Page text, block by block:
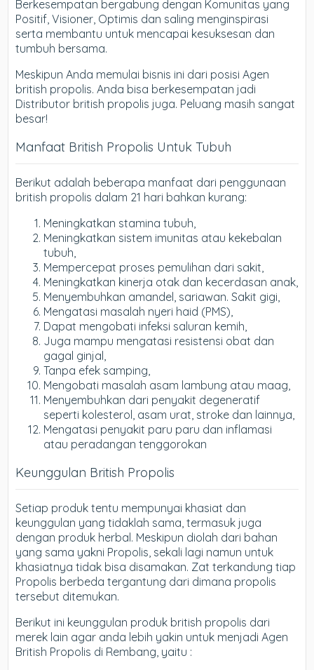
Berkesempatan bergabung dengan Komunitas yang
Positif, Visioner, Optimis dan saling menginspirasi
serta membantu untuk mencapai kesuksesan dan
tumbuh bersama.
Meskipun Anda memulai bisnis ini dari posisi Agen
british propolis. Anda bisa berkesempatan jadi
Distributor british propolis juga. Peluang masih sangat
besar!
Manfaat British Propolis Untuk Tubuh
Berikut adalah beberapa manfaat dari penggunaan
british propolis dalam 21 hari bahkan kurang:
Meningkatkan stamina tubuh,
Meningkatkan sistem imunitas atau kekebalan
tubuh,
Mempercepat proses pemulihan dari sakit,
Meningkatkan kinerja otak dan kecerdasan anak,
Menyembuhkan amandel, sariawan. Sakit gigi,
Mengatasi masalah nyeri haid (PMS),
Dapat mengobati infeksi saluran kemih,
Juga mampu mengatasi resistensi obat dan
gagal ginjal,
Tanpa efek samping,
Mengobati masalah asam lambung atau maag,
Menyembuhkan dari penyakit degeneratif
seperti kolesterol, asam urat, stroke dan lainnya,
Mengatasi penyakit paru paru dan inflamasi
atau peradangan tenggorokan
Keunggulan British Propolis
Setiap produk tentu mempunyai khasiat dan
keunggulan yang tidaklah sama, termasuk juga
dengan produk herbal. Meskipun diolah dari bahan
yang sama yakni Propolis, sekali lagi namun untuk
khasiatnya tidak bisa disamakan. Zat terkandung tiap
Propolis berbeda tergantung dari dimana propolis
tersebut ditemukan.
Berikut ini keunggulan produk british propolis dari
merek lain agar anda lebih yakin untuk menjadi Agen
British Propolis di Rembang, yaitu :